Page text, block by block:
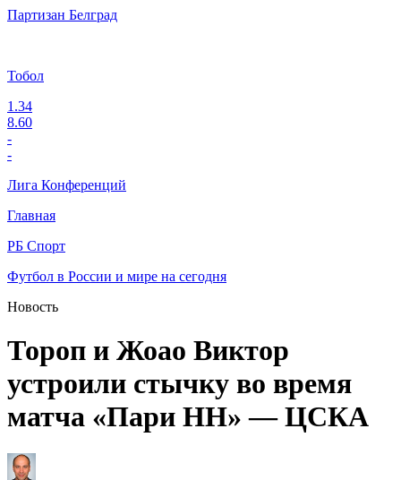
Партизан Белград
Тобол
1.34
8.60
-
-
Лига Конференций
Главная
РБ Спорт
Футбол в России и мире на сегодня
Новость
Тороп и Жоао Виктор
устроили стычку во время
матча «Пари НН» — ЦСКА